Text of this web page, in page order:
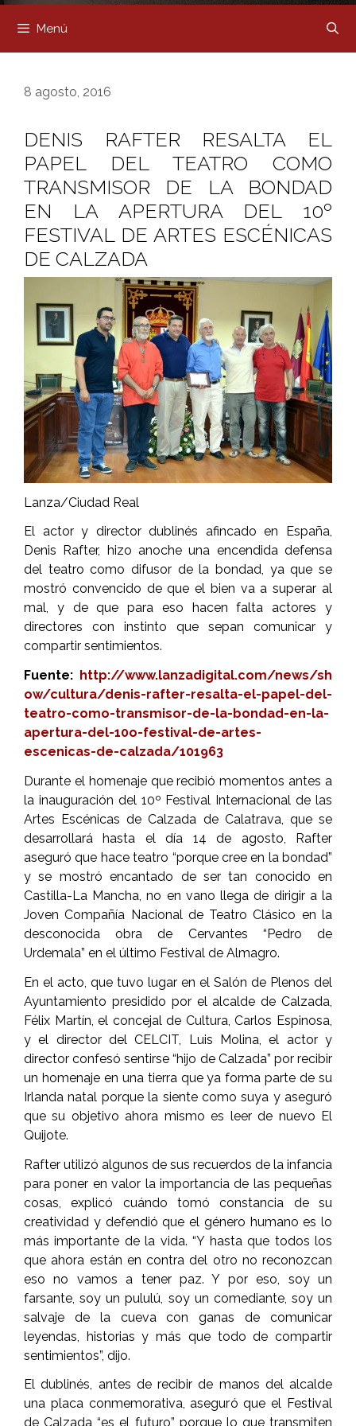
Menú
8 agosto, 2016
DENIS RAFTER RESALTA EL
PAPEL DEL TEATRO COMO
TRANSMISOR DE LA BONDAD
EN LA APERTURA DEL 10º
FESTIVAL DE ARTES ESCÉNICAS
DE CALZADA
Lanza/Ciudad Real
El actor y director dublinés afincado en España,
Denis Rafter, hizo anoche una encendida defensa
del teatro como difusor de la bondad, ya que se
mostró convencido de que el bien va a superar al
mal, y de que para eso hacen falta actores y
directores con instinto que sepan comunicar y
compartir sentimientos.
Fuente: http://www.lanzadigital.com/news/sh
ow/cultura/denis-rafter-resalta-el-papel-del-
teatro-como-transmisor-de-la-bondad-en-la-
apertura-del-10o-festival-de-artes-
escenicas-de-calzada/101963
Durante el homenaje que recibió momentos antes a
la inauguración del 10º Festival Internacional de las
Artes Escénicas de Calzada de Calatrava, que se
desarrollará hasta el día 14 de agosto, Rafter
aseguró que hace teatro “porque cree en la bondad”
y se mostró encantado de ser tan conocido en
Castilla-La Mancha, no en vano llega de dirigir a la
Joven Compañía Nacional de Teatro Clásico en la
desconocida obra de Cervantes “Pedro de
Urdemala” en el último Festival de Almagro.
En el acto, que tuvo lugar en el Salón de Plenos del
Ayuntamiento presidido por el alcalde de Calzada,
Félix Martín, el concejal de Cultura, Carlos Espinosa,
y el director del CELCIT, Luis Molina, el actor y
director confesó sentirse “hijo de Calzada” por recibir
un homenaje en una tierra que ya forma parte de su
Irlanda natal porque la siente como suya y aseguró
que su objetivo ahora mismo es leer de nuevo El
Quijote.
Rafter utilizó algunos de sus recuerdos de la infancia
para poner en valor la importancia de las pequeñas
cosas, explicó cuándo tomó constancia de su
creatividad y defendió que el género humano es lo
más importante de la vida. “Y hasta que todos los
que ahora están en contra del otro no reconozcan
eso no vamos a tener paz. Y por eso, soy un
farsante, soy un pululú, soy un comediante, soy un
salvaje de la cueva con ganas de comunicar
leyendas, historias y más que todo de compartir
sentimientos”, dijo.
El dublinés, antes de recibir de manos del alcalde
una placa conmemorativa, aseguró que el Festival
de Calzada “es el futuro” porque lo que transmiten